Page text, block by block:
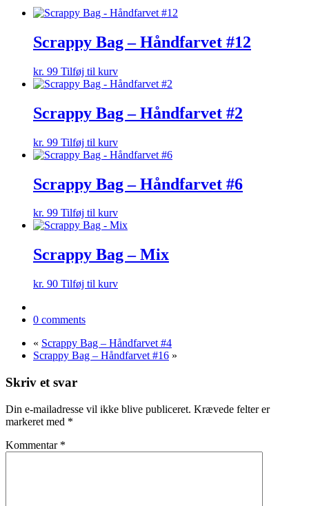
Scrappy Bag – Håndfarvet #12
kr. 99 Tilføj til kurv
Scrappy Bag – Håndfarvet #2
kr. 99 Tilføj til kurv
Scrappy Bag – Håndfarvet #6
kr. 99 Tilføj til kurv
Scrappy Bag – Mix
kr. 90 Tilføj til kurv
0 comments
« Scrappy Bag – Håndfarvet #4
Scrappy Bag – Håndfarvet #16 »
Skriv et svar
Din e-mailadresse vil ikke blive publiceret. Krævede felter er
markeret med *
Kommentar *